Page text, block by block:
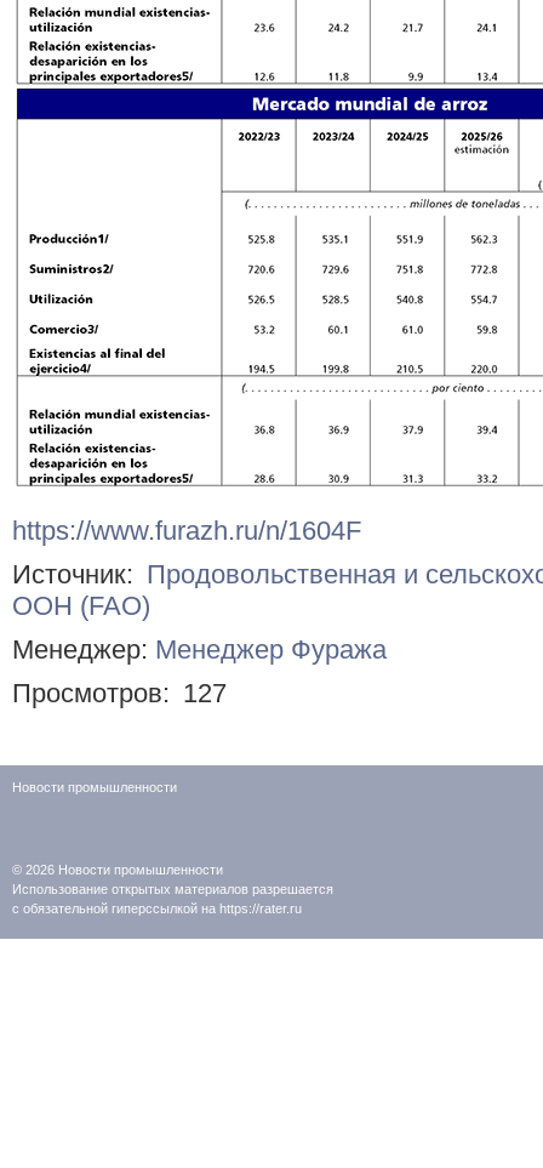
https://www.furazh.ru/n/1604F
Источник: Продовольственная и
ООН (FAO)
Менеджер: Менеджер Фуража
Просмотров: 127
Новости промышленности
© 2026 Новости промышленности
Использование открытых материалов разрешается
с обязательной гиперссылкой на https://rater.ru